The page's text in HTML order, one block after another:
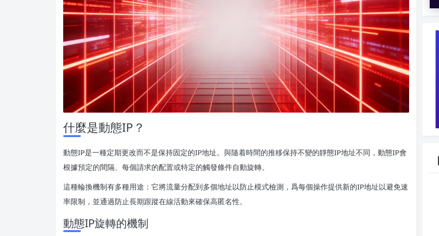
什麼是動態IP？
動態IP是一種定期更改而不是保持固定的IP地址。與隨着時間的推移保持不變的靜態IP地址不同，動態IP會
根據預定的間隔、每個請求的配置或特定的觸發條件自動旋轉。
這種輪換機制有多種用途：它將流量分配到多個地址以防止模式檢測，爲每個操作提供新的IP地址以避免速
率限制，並通過防止長期跟蹤在線活動來確保高匿名性。
動態IP旋轉的機制